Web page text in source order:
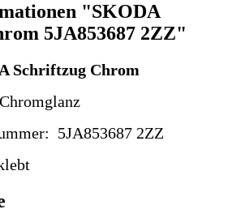
"SKODA
5JA853687 2ZZ"
Schriftzug Chrom
5JA853687 2ZZ